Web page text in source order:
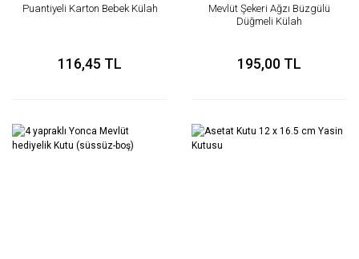
Puantiyeli Karton Bebek Külah
116,45 TL
Mevlüt Şekeri Ağzı Büzgülü
Düğmeli Külah
195,00 TL